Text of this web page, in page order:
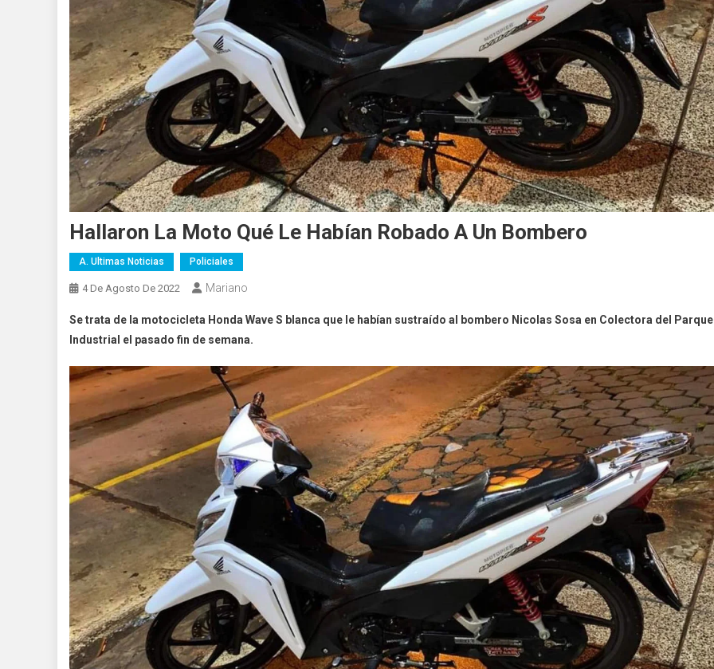
Hallaron La Moto Qué Le Habían Robado A Un Bombero
A. Ultimas Noticias Policiales
4 De Agosto De 2022 Mariano
Se trata de la motocicleta Honda Wave S blanca que le habían sustraído al bombero Nicolas Sosa en Colectora del Parque
Industrial el pasado fin de semana.